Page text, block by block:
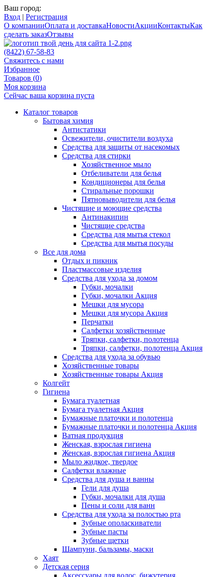
Ваш город:
Вход | Регистрация
О компанииОплата и доставкаНовостиАкцииКонтактыКак
сделать заказОтзывы
(8422) 67-58-83
Свяжитесь с нами
Избранное
Товаров (0)
Моя корзина
Сейчас ваша корзина пуста
Каталог товаров
Бытовая химия
Антистатики
Освежители, очистители воздуха
Средства для защиты от насекомых
Средства для стирки
Хозяйственное мыло
Отбеливатели для белья
Кондиционеры для белья
Стиральные порошки
Пятновыводители для белья
Чистящие и моющие средства
Антинакипин
Чистящие средства
Средства для мытья стекол
Средства для мытья посуды
Все для дома
Отдых и пикник
Пластмассовые изделия
Средства для ухода за домом
Губки, мочалки
Губки, мочалки Акция
Мешки для мусора
Мешки для мусора Акция
Перчатки
Салфетки хозяйственные
Тряпки, салфетки, полотенца
Тряпки, салфетки, полотенца Акция
Средства для ухода за обувью
Хозяйственные товары
Хозяйственные товары Акция
Колгейт
Гигиена
Бумага туалетная
Бумага туалетная Акция
Бумажные платочки и полотенца
Бумажные платочки и полотенца Акция
Ватная продукция
Женская, взрослая гигиена
Женская, взрослая гигиена Акция
Мыло жидкое, твердое
Салфетки влажные
Средства для душа и ванны
Гели для душа
Губки, мочалки для душа
Пены и соли для ванн
Средства для ухода за полостью рта
Зубные ополаскиватели
Зубные пасты
Зубные щетки
Шампуни, бальзамы, маски
Хаят
Детская серия
Аксессуары для волос, бижутерия,